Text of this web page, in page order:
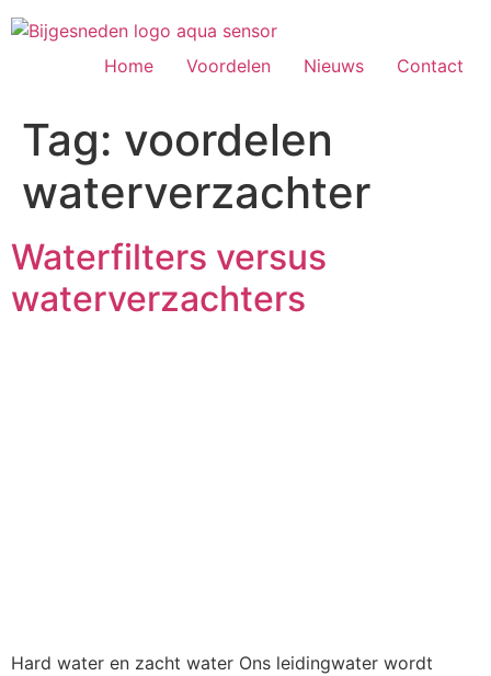
Ga
naar
Home Voordelen Nieuws Contact
Tag: voordelen
waterverzachter
Waterfilters versus
waterverzachters
Hard water en zacht water Ons leidingwater wordt